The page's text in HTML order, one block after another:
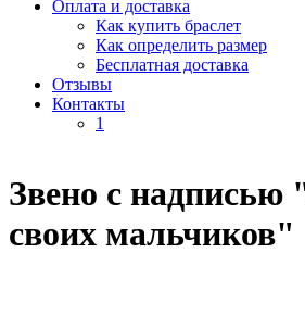
Оплата и доставка
Как купить браслет
Как определить размер
Бесплатная доставка
Отзывы
Контакты
1
Звено с
своих мальчиков"